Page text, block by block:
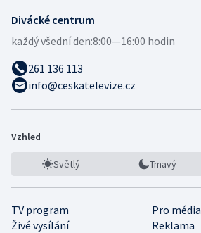
Divácké centrum
každý všední den:8:00—16:00 hodin
261 136 113
info@ceskatelevize.cz
Vzhled
Světlý Tmavý
TV program
Pro média
Živé vysílání
Reklama